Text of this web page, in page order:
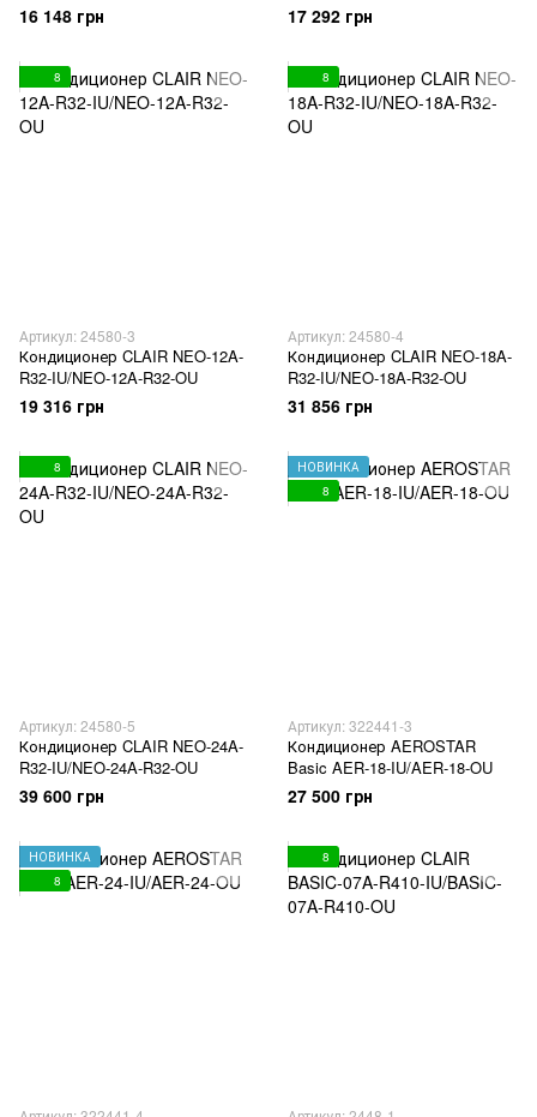
16 148 грн 17 292 грн
8
Артикул: 24580-3
Кондиционер CLAIR NEO-12A-
R32-IU/NEO-12A-R32-OU
19 316 грн
8
Артикул: 24580-4
Кондиционер CLAIR NEO-18A-
R32-IU/NEO-18A-R32-OU
31 856 грн
8
Артикул: 24580-5
Кондиционер CLAIR NEO-24A-
R32-IU/NEO-24A-R32-OU
39 600 грн
НОВИНКА
8
Артикул: 322441-3
Кондиционер AEROSTAR
Basic AER-18-IU/AER-18-OU
27 500 грн
НОВИНКА
8
8